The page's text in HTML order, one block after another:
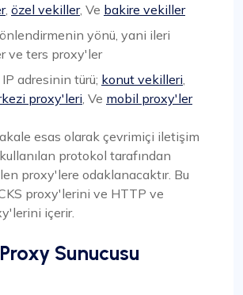
, özel vekiller, Ve bakire vekiller
yönü, yani ileri
ve ters proxy'ler
adresinin türü; konut vekilleri
proxy'leri , Ve mobil proxy'ler
esas olarak çevrimiçi iletişim
protokol tarafından
proxy'lere odaklanacaktır. Bu
proxy'lerini ve HTTP ve
içerir.
Sunucusu